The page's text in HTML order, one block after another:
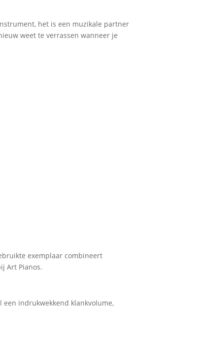
het is een muzikale partner
weet te verrassen wanneer je
exemplaar combineert
Art Pianos.
een indrukwekkend klankvolume,